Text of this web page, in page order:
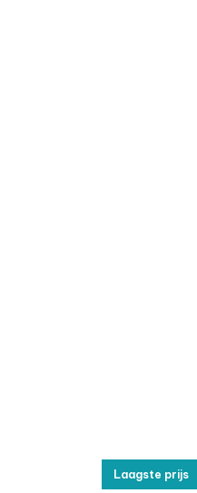
Laagste prijs